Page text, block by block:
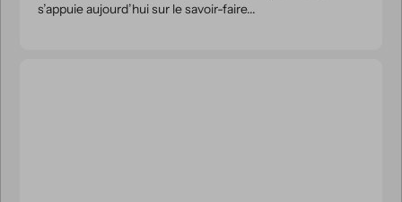
s’appuie aujourd’hui sur le savoir-faire...